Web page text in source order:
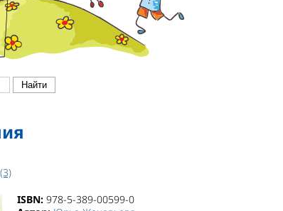
ISBN: 978-5-389-00599-0